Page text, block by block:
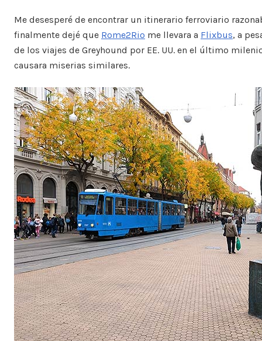
Me desesperé de encontrar un itinerario ferroviario
finalmente dejé que Rome2Rio me llevara a Flixbus, a
de los viajes de Greyhound por EE. UU. en el último
causara miserias similares.